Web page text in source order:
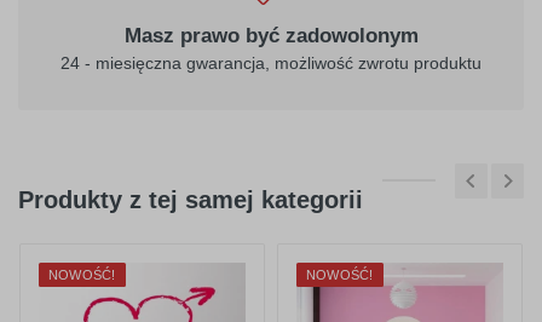
Masz prawo być zadowolonym
24 - miesięczna gwarancja, możliwość zwrotu produktu
Produkty z tej samej kategorii
NOWOŚĆ! NOWOŚĆ!